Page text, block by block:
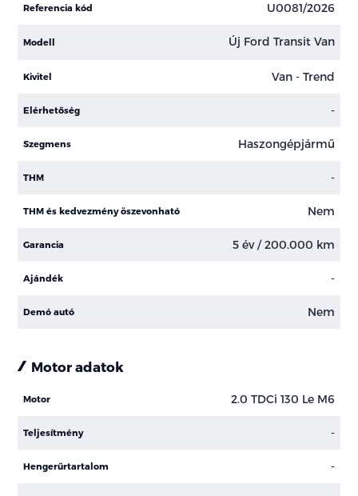
Referencia kód U0081/2026
Modell Új Ford Transit Van
Kivitel Van - Trend
Elérhetőség -
Szegmens Haszongépjármű
THM -
THM és kedvezmény öszevonható Nem
Garancia 5 év / 200.000 km
Ajándék -
Demó autó Nem
Motor adatok
Motor 2.0 TDCi 130 Le M6
Teljesítmény -
Hengerűrtartalom -